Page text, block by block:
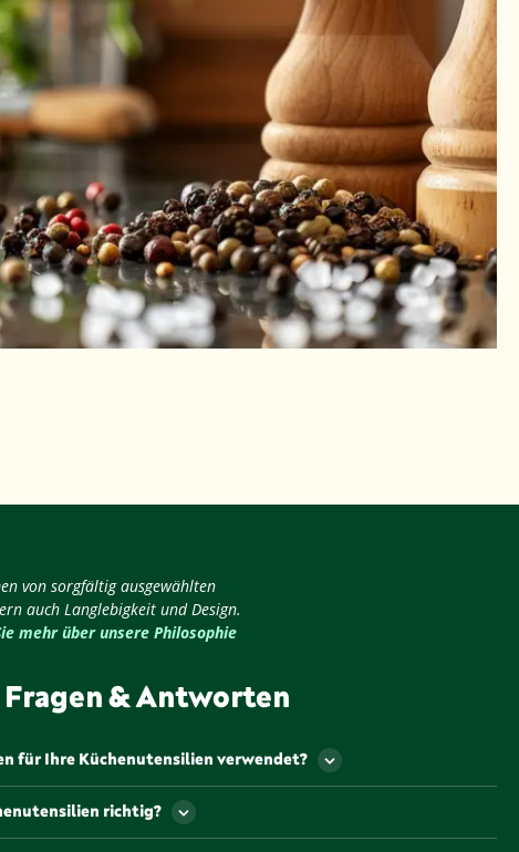
von sorgfältig ausgewählten
auch Langlebigkeit und Design.
mehr über unsere Philosophie
Fragen & Antworten
für Ihre Küchenutensilien verwendet?
aus hochwertigen, langlebigen Materialien
wurden, um Ihnen ein optimales Kocherlebnis zu
bis hin zu elegantem Glas – wir achten darauf, dass
richtig?